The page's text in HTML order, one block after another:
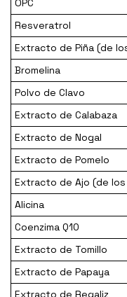
OPC
Resveratrol
Extracto de Piña (de
Bromelina
Polvo de Clavo
Extracto de Calabaza
Extracto de Nogal
Extracto de Pomelo
Extracto de Ajo (de los
Alicina
Coenzima Q10
Extracto de Tomillo
Extracto de Papaya
Extracto de Regaliz